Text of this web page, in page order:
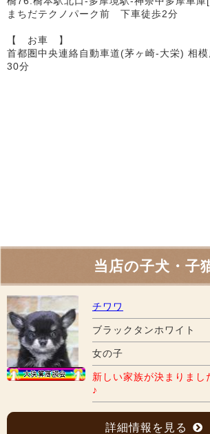
まちだテクノパーク前 下車徒歩2分
【 お車 】
首都圏中央連絡自動車道(茅ヶ崎-大栄) 相
30分
当店の子犬・子
チワワ
ブラックタンホワイト
女の子
新しい家族が決まりま
♪
詳細情報を見る